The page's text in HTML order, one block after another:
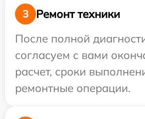
3
Ремонт техники
После полной
согласуем с вами
расчет, сроки
ремонтные операции.